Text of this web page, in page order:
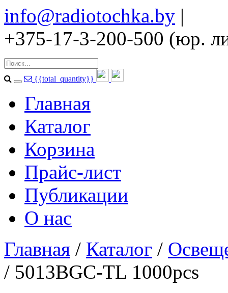
info@radiotochka.by |
+375-17-3-200-500 (юр.
{{total_quantity}}
Главная
Каталог
Корзина
Прайс-лист
Публикации
О нас
Главная / Каталог /
/ 5013BGC-TL 1000pcs